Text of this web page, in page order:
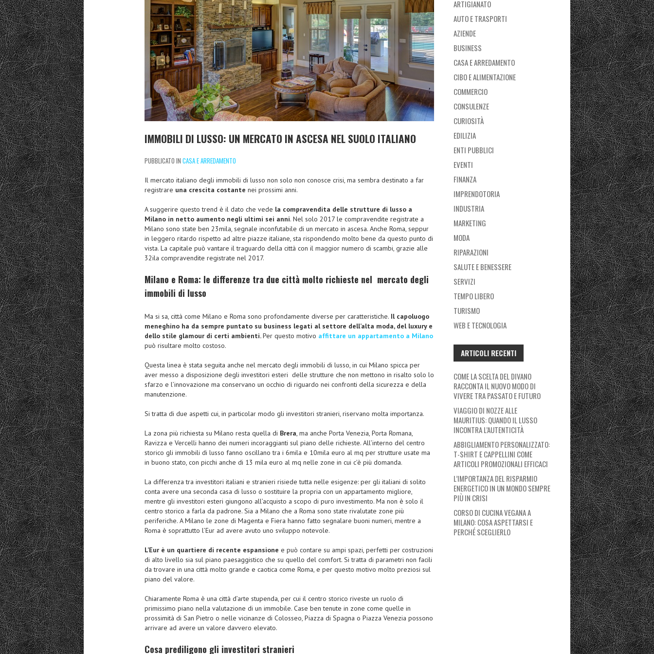
IMMOBILI DI LUSSO: UN MERCATO IN ASCESA NEL SUOLO ITALIANO
PUBBLICATO IN CASA E ARREDAMENTO
Il mercato italiano degli immobili di lusso non solo non conosce crisi, ma sembra destinato a far
registrare una crescita costante nei prossimi anni.
A suggerire questo trend è il dato che vede la compravendita delle strutture di lusso a
Milano in netto aumento negli ultimi sei anni. Nel solo 2017 le compravendite registrate a
Milano sono state ben 23mila, segnale inconfutabile di un mercato in ascesa. Anche Roma, seppur
in leggero ritardo rispetto ad altre piazze italiane, sta rispondendo molto bene da questo punto di
vista. La capitale può vantare il traguardo della città con il maggior numero di scambi, grazie alle
32ila compravendite registrate nel 2017.
Milano e Roma: le differenze tra due città molto richieste nel mercato degli
immobili di lusso
Ma si sa, città come Milano e Roma sono profondamente diverse per caratteristiche. Il capoluogo
meneghino ha da sempre puntato su business legati al settore dell’alta moda, del luxury e
dello stile glamour di certi ambienti.Per questo motivo affittare un appartamento a Milano
può risultare molto costoso.
Questa linea è stata seguita anche nel mercato degli immobili di lusso, in cui Milano spicca per
aver messo a disposizione degli investitori esteri delle strutture che non mettono in risalto solo lo
sfarzo e l’innovazione ma conservano un occhio di riguardo nei confronti della sicurezza e della
manutenzione.
Si tratta di due aspetti cui, in particolar modo gli investitori stranieri, riservano molta importanza.
La zona più richiesta su Milano resta quella di Brera, ma anche Porta Venezia, Porta Romana,
Ravizza e Vercelli hanno dei numeri incoraggianti sul piano delle richieste. All’interno del centro
storico gli immobili di lusso fanno oscillano tra i 6mila e 10mila euro al mq per strutture usate ma
in buono stato, con picchi anche di 13 mila euro al mq nelle zone in cui c’è più domanda.
La differenza tra investitori italiani e stranieri risiede tutta nelle esigenze: per gli italiani di solito
conta avere una seconda casa di lusso o sostituire la propria con un appartamento migliore,
mentre gli investitori esteri giungono all’acquisto a scopo di puro investimento. Ma non è solo il
centro storico a farla da padrone. Sia a Milano che a Roma sono state rivalutate zone più
periferiche. A Milano le zone di Magenta e Fiera hanno fatto segnalare buoni numeri, mentre a
Roma è soprattutto l’Eur ad avere avuto uno sviluppo notevole.
L’Eur è un quartiere di recente espansione e può contare su ampi spazi, perfetti per costruzioni
di alto livello sia sul piano paesaggistico che su quello del comfort. Si tratta di parametri non facili
da trovare in una città molto grande e caotica come Roma, e per questo motivo molto preziosi sul
piano del valore.
Chiaramente Roma è una città d’arte stupenda, per cui il centro storico riveste un ruolo di
primissimo piano nella valutazione di un immobile. Case ben tenute in zone come quelle in
prossimità di San Pietro o nelle vicinanze di Colosseo, Piazza di Spagna o Piazza Venezia possono
arrivare ad avere un valore davvero elevato.
Cosa prediligono gli investitori stranieri
ARTIGIANATO
AUTO E TRASPORTI
AZIENDE
BUSINESS
CASA E ARREDAMENTO
CIBO E ALIMENTAZIONE
COMMERCIO
CONSULENZE
CURIOSITÀ
EDILIZIA
ENTI PUBBLICI
EVENTI
FINANZA
IMPRENDOTORIA
INDUSTRIA
MARKETING
MODA
RIPARAZIONI
SALUTE E BENESSERE
SERVIZI
TEMPO LIBERO
TURISMO
WEB E TECNOLOGIA
ARTICOLI RECENTI
COME LA SCELTA DEL DIVANO
RACCONTA IL NUOVO MODO DI
VIVERE TRA PASSATO E FUTURO
VIAGGIO DI NOZZE ALLE
MAURITIUS: QUANDO IL LUSSO
INCONTRA L’AUTENTICITÀ
ABBIGLIAMENTO PERSONALIZZATO:
T-SHIRT E CAPPELLINI COME
ARTICOLI PROMOZIONALI EFFICACI
L’IMPORTANZA DEL RISPARMIO
ENERGETICO IN UN MONDO SEMPRE
PIÙ IN CRISI
CORSO DI CUCINA VEGANA A
MILANO: COSA ASPETTARSI E
PERCHÉ SCEGLIERLO